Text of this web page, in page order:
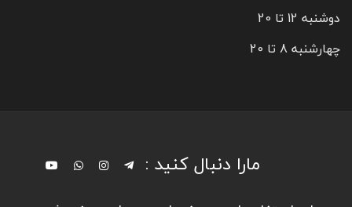
دوشنبه 12 تا 20
چهارشنبه 8 تا 20
مارا دنبال کنید :